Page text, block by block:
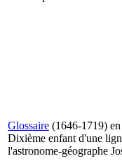
Glossaire (1646-1719)
Dixième enfant d'une
l'astronome-géographe